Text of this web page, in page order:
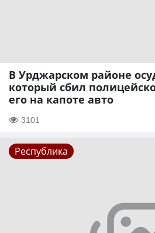
В Урджарском районе
который сбил
его на капоте авто
3101
Республика